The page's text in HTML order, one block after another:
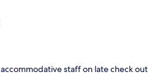
staff on late check out